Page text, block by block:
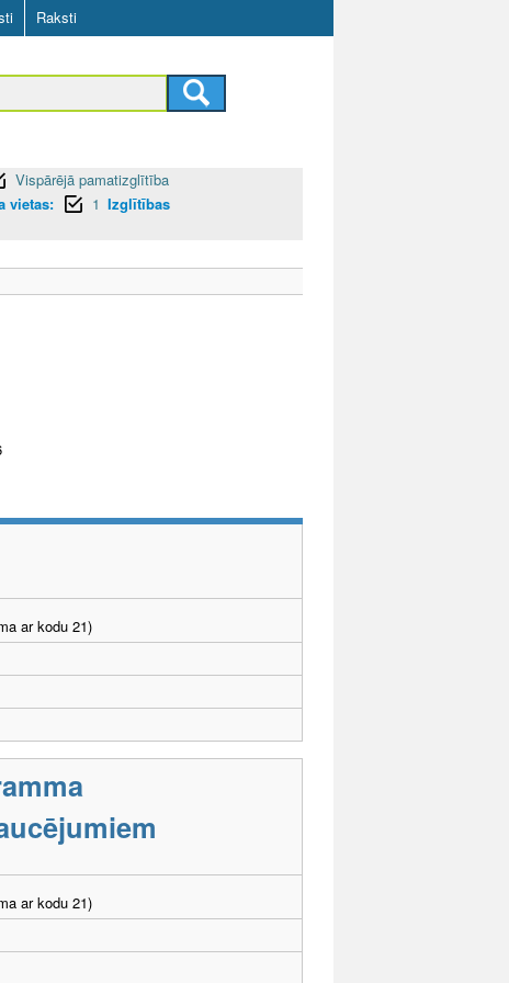
Raksti
Vispārējā pamatizglītība
vietas: 1 Izglītības
ar kodu 21)
ar kodu 21)